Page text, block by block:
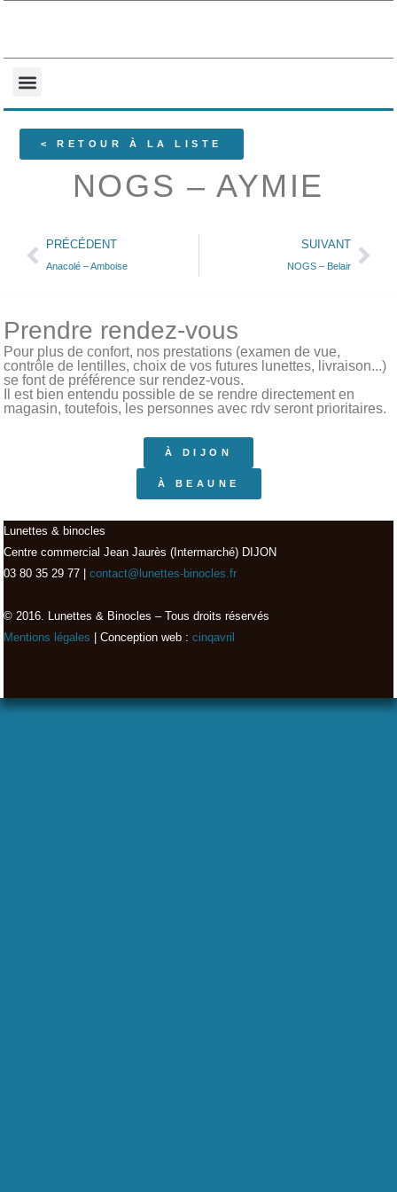
< RETOUR À LA LISTE
NOGS – AYMIE
PRÉCÉDENT
Anacolé – Amboise
SUIVANT
NOGS – Belair
Prendre rendez-vous
Pour plus de confort, nos prestations (examen de vue,
contrôle de lentilles, choix de vos futures lunettes, livraison...)
se font de préférence sur rendez-vous.
Il est bien entendu possible de se rendre directement en
magasin, toutefois, les personnes avec rdv seront prioritaires.
À DIJON
À BEAUNE
Lunettes & binocles
Centre commercial Jean Jaurès (Intermarché) DIJON
03 80 35 29 77 |
contact@lunettes-binocles.fr
© 2016. Lunettes & Binocles – Tous droits réservés​
Mentions légales | Conception web : cinqavril